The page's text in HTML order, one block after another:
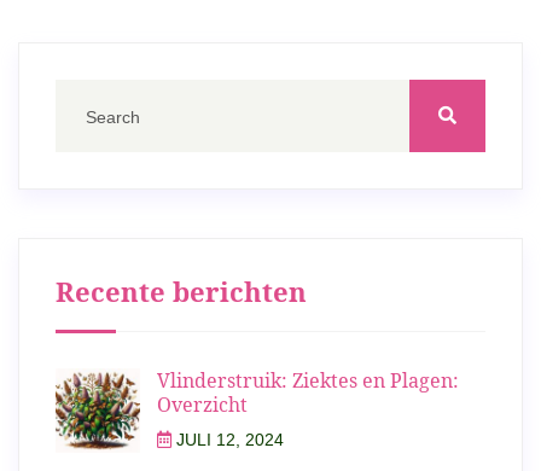
Recente berichten
Vlinderstruik: Ziektes en Plagen:
Overzicht
JULI 12, 2024